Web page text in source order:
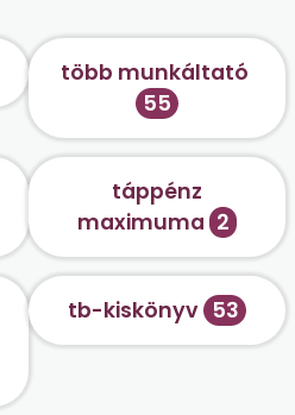
több munkáltató
55
táppénz
maximuma 2
tb-kiskönyv 53